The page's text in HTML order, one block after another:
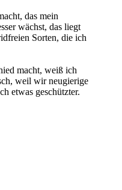
das mein
wächst, das liegt
Sorten, die ich
macht, weiß ich
weil wir neugierige
etwas geschützter.